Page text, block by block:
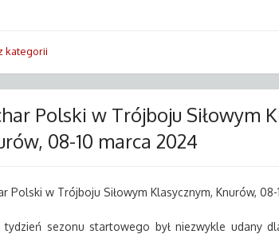
kategorii
Polski w Trójboju Siłowym
08-10 marca 2024
Polski w Trójboju Siłowym Klasycznym, Knurów,
tydzień sezonu startowego był niezwykle udany